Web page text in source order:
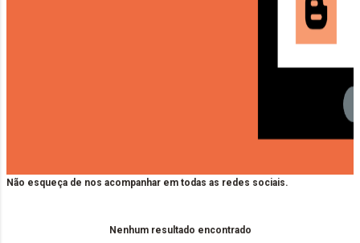
Não esqueça de nos acompanhar em todas as redes sociais.
Nenhum resultado encontrado